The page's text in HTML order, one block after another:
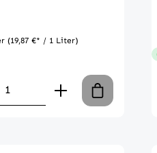
um
(19,87 €* / 1 Liter)
1-3 Tage
Anzahl: Gib den